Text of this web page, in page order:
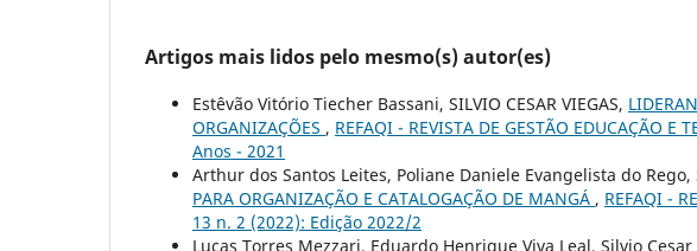
Artigos mais lidos pelo mesmo(s) autor(es)
Estêvão Vitório Tiecher Bassani, SILVIO CESAR VIEGAS,
ORGANIZAÇÕES , REFAQI - REVISTA DE GESTÃO EDUCAÇÃO
Anos - 2021
Arthur dos Santos Leites, Poliane Daniele Evangelista do Rego,
PARA ORGANIZAÇÃO E CATALOGAÇÃO DE MANGÁ , REFAQI -
13 n. 2 (2022): Edição 2022/2
Lucas Torres Mezzari, Eduardo Henrique Viva Leal, Silvio Cesar